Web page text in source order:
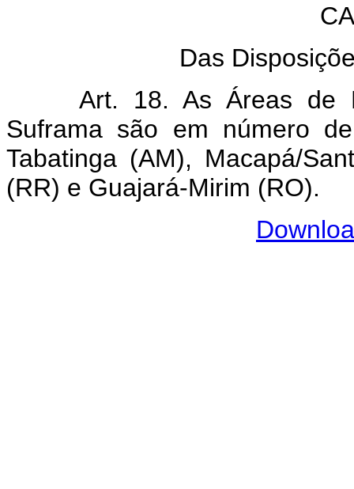
Das
Art. 18. As Áreas de
Suframa são em número
Tabatinga (AM), Macapá/
(RR) e Guajará-Mirim (RO).